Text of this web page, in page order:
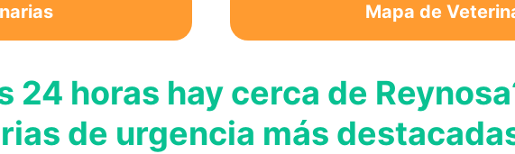
Mapa de
24 horas hay cerca de
de urgencia más